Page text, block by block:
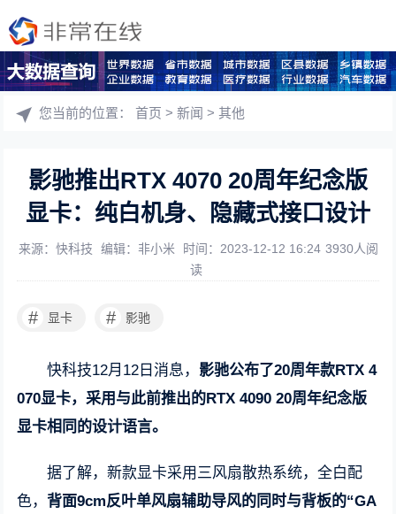
您当前的位置：首页 >新闻 >其他
影驰推出RTX 4070 20周年纪念版
显卡：纯白机身、隐藏式接口设计
来源：快科技 编辑：非小米 时间：2023-12-12 16:24 3930人阅
读
# 显卡 # 影驰
快科技12月12日消息， 影驰公布了20周年款RTX 4
070显卡，采用与此前推出的RTX 4090 20周年纪念版
显卡相同的设计语言。
据了解，新款显卡采用三风扇散热系统，全白配
色， 背面9cm反叶单风扇辅助导风的同时与背板的“GA